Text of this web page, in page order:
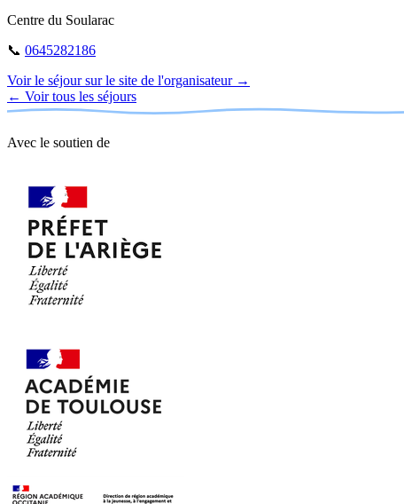
Centre du Soularac
📞 0645282186
Voir le séjour sur le site de l'organisateur →
← Voir tous les séjours
Avec le soutien de